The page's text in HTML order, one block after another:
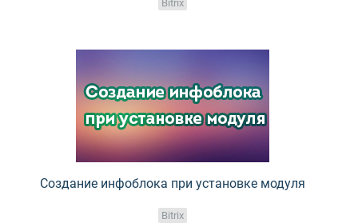
Bitrix
Создание инфоблока при установке модуля
Bitrix